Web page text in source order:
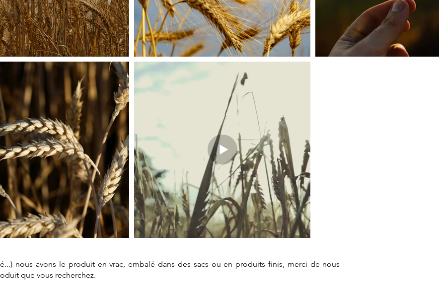
nous avons le produit en vrac, embalé dans des sacs ou en produits finis, merci de nous
que vous recherchez.